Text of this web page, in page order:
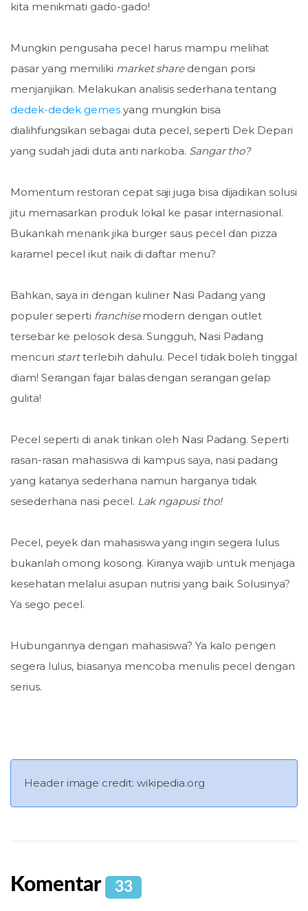
kita menikmati gado-gado!
Mungkin pengusaha pecel harus mampu melihat
pasar yang memiliki market share dengan porsi
menjanjikan. Melakukan analisis sederhana tentang
dedek-dedek gemesyang mungkin bisa
dialihfungsikan sebagai duta pecel, seperti Dek Depari
yang sudah jadi duta anti narkoba. Sangar tho?
Momentum restoran cepat saji juga bisa dijadikan solusi
jitu memasarkan produk lokal ke pasar internasional.
Bukankah menarik jika burger saus pecel dan pizza
karamel pecel ikut naik di daftar menu?
Bahkan, saya iri dengan kuliner Nasi Padang yang
populer seperti franchise modern dengan outlet
tersebar ke pelosok desa. Sungguh, Nasi Padang
mencuri startterlebih dahulu. Pecel tidak boleh tinggal
diam! Serangan fajar balas dengan serangan gelap
gulita!
Pecel seperti di anak tirikan oleh Nasi Padang. Seperti
rasan-rasan mahasiswa di kampus saya, nasi padang
yang katanya sederhana namun harganya tidak
sesederhana nasi pecel. Lak ngapusi tho!
Pecel, peyek dan mahasiswa yang ingin segera lulus
bukanlah omong kosong. Kiranya wajib untuk menjaga
kesehatan melalui asupan nutrisi yang baik. Solusinya?
Ya sego pecel.
Hubungannya dengan mahasiswa? Ya kalo pengen
segera lulus, biasanya mencoba menulis pecel dengan
serius.
Header image credit: wikipedia.org
Komentar 33